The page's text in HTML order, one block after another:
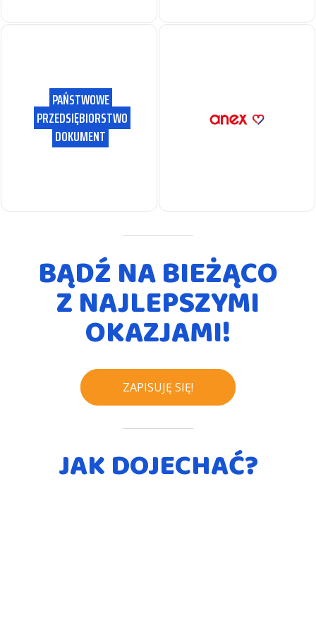
PAŃSTWOWE
PRZEDSIĘBIORSTWO
DOKUMENT
BĄDŹ NA BIEŻĄCO
Z NAJLEPSZYMI
OKAZJAMI!
ZAPISUJĘ SIĘ!
JAK DOJECHAĆ?